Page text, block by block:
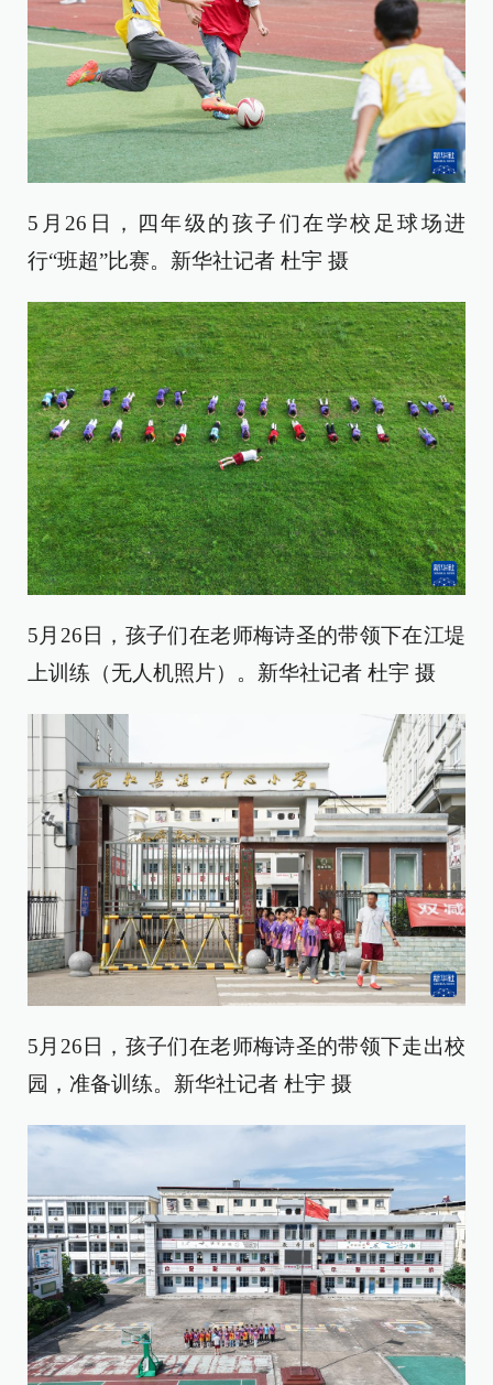
5月26日，四年级的孩子们在学校足球场进
行“班超”比赛。新华社记者 杜宇 摄
5月26日，孩子们在老师梅诗圣的带领下在江堤
上训练（无人机照片）。新华社记者 杜宇 摄
5月26日，孩子们在老师梅诗圣的带领下走出校
园，准备训练。新华社记者 杜宇 摄